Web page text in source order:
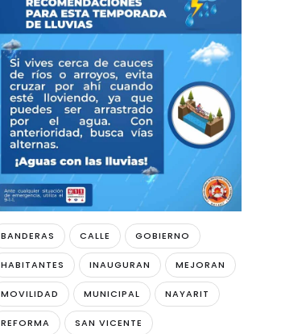
BANDERAS CALLE GOBIERNO
HABITANTES INAUGURAN MEJORAN
MOVILIDAD MUNICIPAL NAYARIT
REFORMA SAN VICENTE